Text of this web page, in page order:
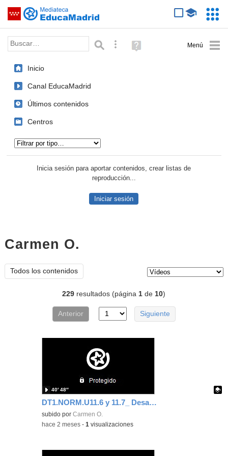
Saltar navegación
Palabra o frase: Búsqueda avanzada
Ayuda
(en
Inicio
Canal EducaMadrid
Últimos contenidos
Centros
Inicia sesión para aportar contenidos, crear listas de
reproducción...
Iniciar sesión
Carmen O.
Todos los contenidos
229 resultados (página1 de10)
Anterior Siguiente
DT1.NORM.U11.6 y 11.7_ Desaplicar escalas y coef.reducción. Acotación 4 fases (parte 2)
Contenido educativo.
subido porCarmen O.
40′ 48″
-hace 2 meses -1 visualizaciones